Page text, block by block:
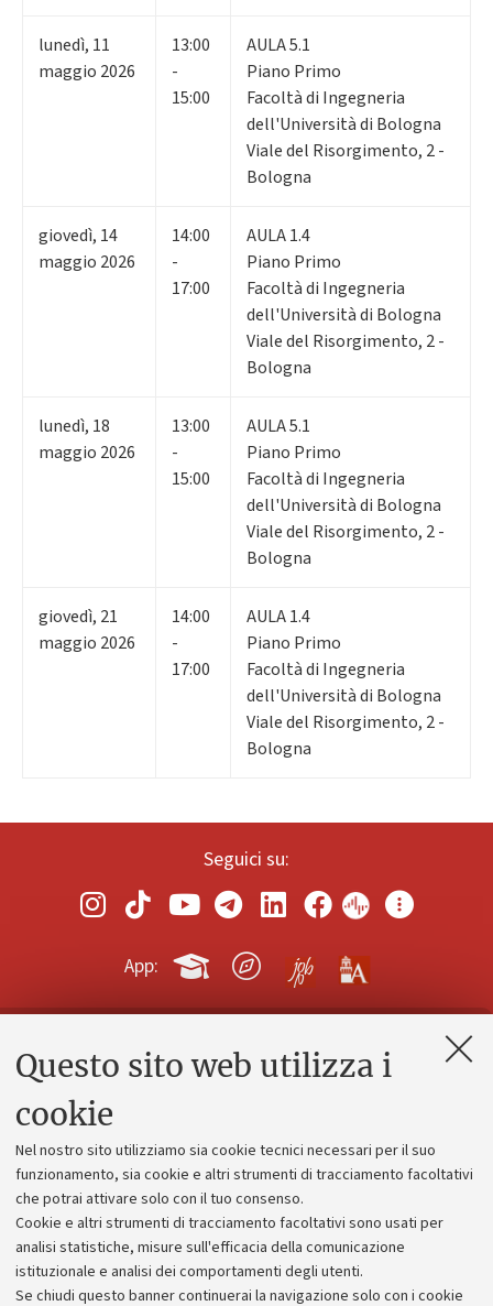
Questo sito web utilizza i
cookie
Nel nostro sito utilizziamo sia cookie tecnici necessari per il suo
funzionamento, sia cookie e altri strumenti di tracciamento facoltativi
che potrai attivare solo con il tuo consenso.
Cookie e altri strumenti di tracciamento facoltativi sono usati per
analisi statistiche, misure sull'efficacia della comunicazione
istituzionale e analisi dei comportamenti degli utenti.
Se chiudi questo banner continuerai la navigazione solo con i cookie
lunedì, 11
maggio 2026
13:00
-
15:00
AULA 5.1
Piano Primo
Facoltà di Ingegneria
dell'Università di Bologna
Viale del Risorgimento, 2 -
Bologna
giovedì, 14
maggio 2026
14:00
-
17:00
AULA 1.4
Piano Primo
Facoltà di Ingegneria
dell'Università di Bologna
Viale del Risorgimento, 2 -
Bologna
lunedì, 18
maggio 2026
13:00
-
15:00
AULA 5.1
Piano Primo
Facoltà di Ingegneria
dell'Università di Bologna
Viale del Risorgimento, 2 -
Bologna
giovedì, 21
maggio 2026
14:00
-
17:00
AULA 1.4
Piano Primo
Facoltà di Ingegneria
dell'Università di Bologna
Viale del Risorgimento, 2 -
Bologna
Seguici su:
App:
Contatti e PEC
Alumni community
Piano strategico
Bilanci
Donazioni e 5x1000